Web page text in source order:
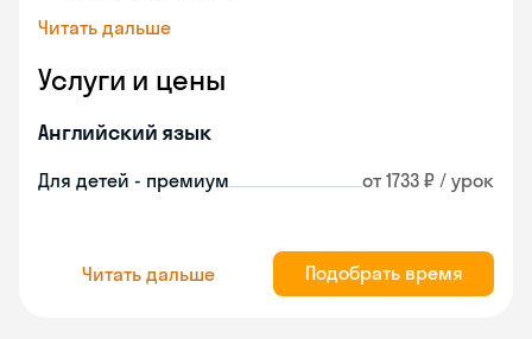
Читать дальше
Услуги и цены
Английский язык
Для детей - премиум от 1733 ₽ / урок
Читать дальше Подобрать время